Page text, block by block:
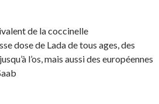
de la coccinelle
dose de Lada de tous ages, des
l’os, mais aussi des européennes